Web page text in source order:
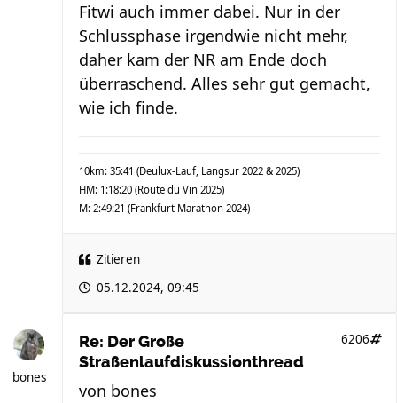
Fitwi auch immer dabei. Nur in der
Schlussphase irgendwie nicht mehr,
daher kam der NR am Ende doch
überraschend. Alles sehr gut gemacht,
wie ich finde.
10km: 35:41 (Deulux-Lauf, Langsur 2022 & 2025)
HM: 1:18:20 (Route du Vin 2025)
M: 2:49:21 (Frankfurt Marathon 2024)
Zitieren
05.12.2024, 09:45
bones
Re: Der Große
Straßenlaufdiskussionthread
6206
von bones